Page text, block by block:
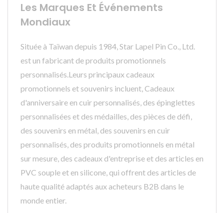
Les Marques Et Événements
Mondiaux
Située à Taïwan depuis 1984, Star Lapel Pin Co., Ltd.
est un fabricant de produits promotionnels
personnalisés.Leurs principaux cadeaux
promotionnels et souvenirs incluent, Cadeaux
d'anniversaire en cuir personnalisés, des épinglettes
personnalisées et des médailles, des pièces de défi,
des souvenirs en métal, des souvenirs en cuir
personnalisés, des produits promotionnels en métal
sur mesure, des cadeaux d'entreprise et des articles en
PVC souple et en silicone, qui offrent des articles de
haute qualité adaptés aux acheteurs B2B dans le
monde entier.